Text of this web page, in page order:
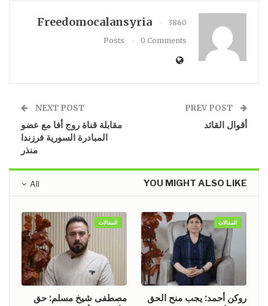
Freedomocalansyria
3860
Posts
0 Comments
أقوال القائد
NEXT POST
مقابلة قناة روج أفا مع عضو
المبادرة السورية فرزندا
منذر
All YOU MIGHT ALSO LIKE
المقالات
روكن أحمد: يجب منح الحق
المقالات
مصطفى شيخ مسلم: حق